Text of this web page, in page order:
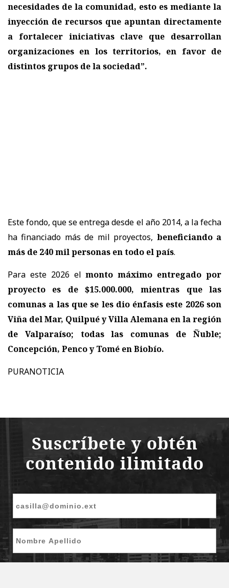
necesidades de la comunidad, esto es mediante la
inyección de recursos que apuntan directamente
a fortalecer iniciativas clave que desarrollan
organizaciones en los territorios, en favor de
distintos grupos de la sociedad”.
Este fondo, que se entrega desde el año 2014, a la fecha
ha financiado más de mil proyectos, beneficiando a
más de 240 mil personas en todo el país.
Para este 2026 elmonto máximo entregado por
proyecto es de $15.000.000, mientras que las
comunas a las que se les dio énfasis este 2026 son
Viña del Mar, Quilpué y Villa Alemana en la región
de Valparaíso; todas las comunas de Ñuble;
Concepción, Penco y Tomé en Biobío.
PURANOTICIA